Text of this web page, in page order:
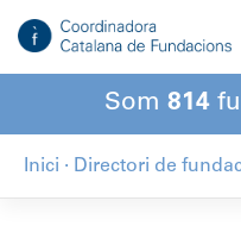
contingut
Som 814
Inici · Directori de